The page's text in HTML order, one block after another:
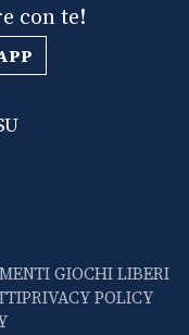
con te!
GIOCHI LIBERI
PRIVACY POLICY